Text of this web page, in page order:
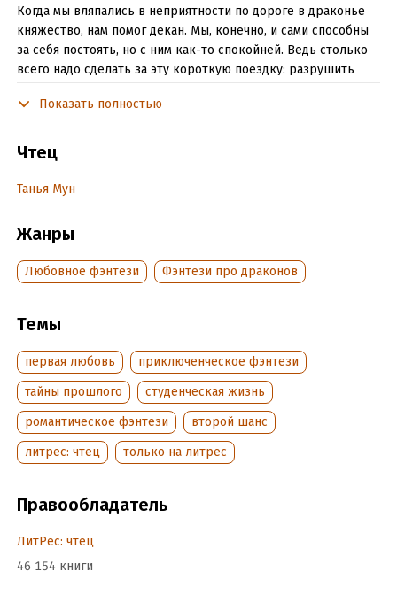
Когда мы вляпались в неприятности по дороге в драконье
княжество, нам помог декан. Мы, конечно, и сами способны
за себя постоять, но с ним как-то спокойней. Ведь столько
всего надо сделать за эту короткую поездку: разрушить
разобраться, наконец, в чувствах. Впрочем, для этого мне
разберусь сама.
Подробная информация
Дата написания:
Дата поступления:17 ноября 2025
Показать полностью
Чтец
Танья Мун
Жанры
Любовное фэнтези Фэнтези про драконов
Темы
первая любовь
приключенческое фэнтези
тайны прошлого
студенческая жизнь
романтическое фэнтези
второй шанс
литрес: чтец
только на литрес
Правообладатель
ЛитРес: чтец
46 154 книги